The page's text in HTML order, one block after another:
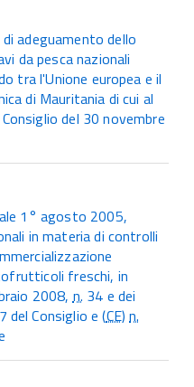
adeguamento dello
da pesca nazionali
tra l'Unione europea e il
di Mauritania di cui al
del 30 novembre
1° agosto 2005,
in materia di controlli
freschi, in
2008,n. 34 e dei
del Consiglio e (CE)n.